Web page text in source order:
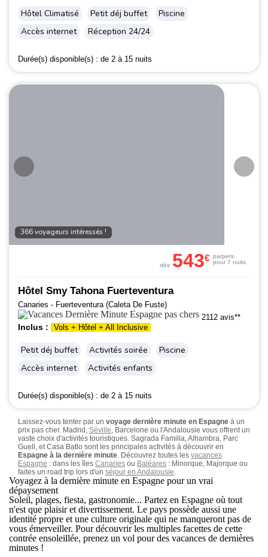
Hôtel Climatisé Petit déj buffet
Piscine
Accès internet
Réception 24/24
Durée(s) disponible(s) : de 2 à 15 nuits
366 voyageurs intéressés !
Hôtel Smy Tahona Fuerteventura
Canaries - Fuerteventura (Caleta De Fuste)
2112 avis**
Inclus : Vols + Hôtel + All Inclusive
Petit déj buffet Activités soirée
Piscine
Accès internet
Activités enfants
Durée(s) disponible(s) : de 2 à 15 nuits
dès 543€ parpers.
pour 7 nuits
Laissez-vous tenter par un voyage dernière minute en Espagne à un
prix pas cher. Madrid, Séville , Barcelone ou l'Andalousie vous offrent un
vaste choix d'activités touristiques. Sagrada Familia, Alhambra, Parc
Guell, et Casa Batlo sont les principales activités à découvrir en
Espagne à la dernière minute . Découvrez toutes les vacances
Espagne : dans les îles Canaries ou Baléares : Minorque, Majorque ou
faites un road trip lors d'un séjour en Andalousie
Voyagez à la dernière minute en Espagne pour un vrai
dépaysement
Soleil, plages, fiesta, gastronomie... Partez en Espagne où tout
n'est que plaisir et divertissement. Le pays possède aussi une
identité propre et une culture originale qui ne manqueront pas de
vous émerveiller. Pour découvrir les multiples facettes de cette
contrée ensoleillée, prenez un vol pour des vacances de dernières
minutes !